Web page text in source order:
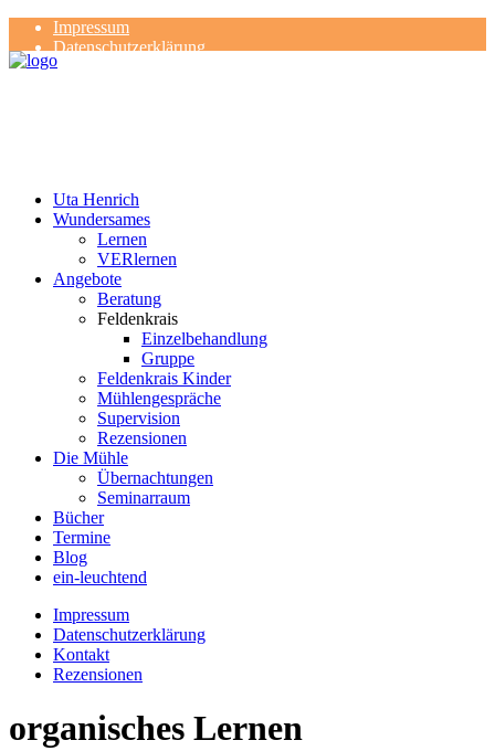
Impressum
Datenschutzerklärung
Kontakt
Uta Henrich
Wundersames
Lernen
VERlernen
Angebote
Beratung
Feldenkrais
Einzelbehandlung
Gruppe
Feldenkrais Kinder
Mühlengespräche
Supervision
Rezensionen
Die Mühle
Übernachtungen
Seminarraum
Bücher
Termine
Blog
ein-leuchtend
Impressum
Datenschutzerklärung
Kontakt
Rezensionen
organisches Lernen